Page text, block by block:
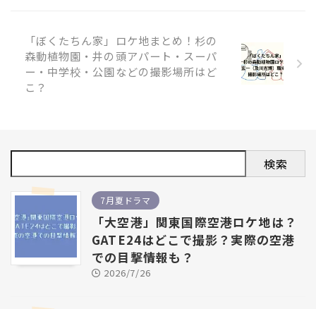
「ぼくたちん家」ロケ地まとめ！杉の
森動植物園・井の頭アパート・スーパ
ー・中学校・公園などの撮影場所はど
こ？
検索
7月夏ドラマ
「大空港」関東国際空港ロケ地は？
GATE24はどこで撮影？実際の空港
での目撃情報も？
2026/7/26